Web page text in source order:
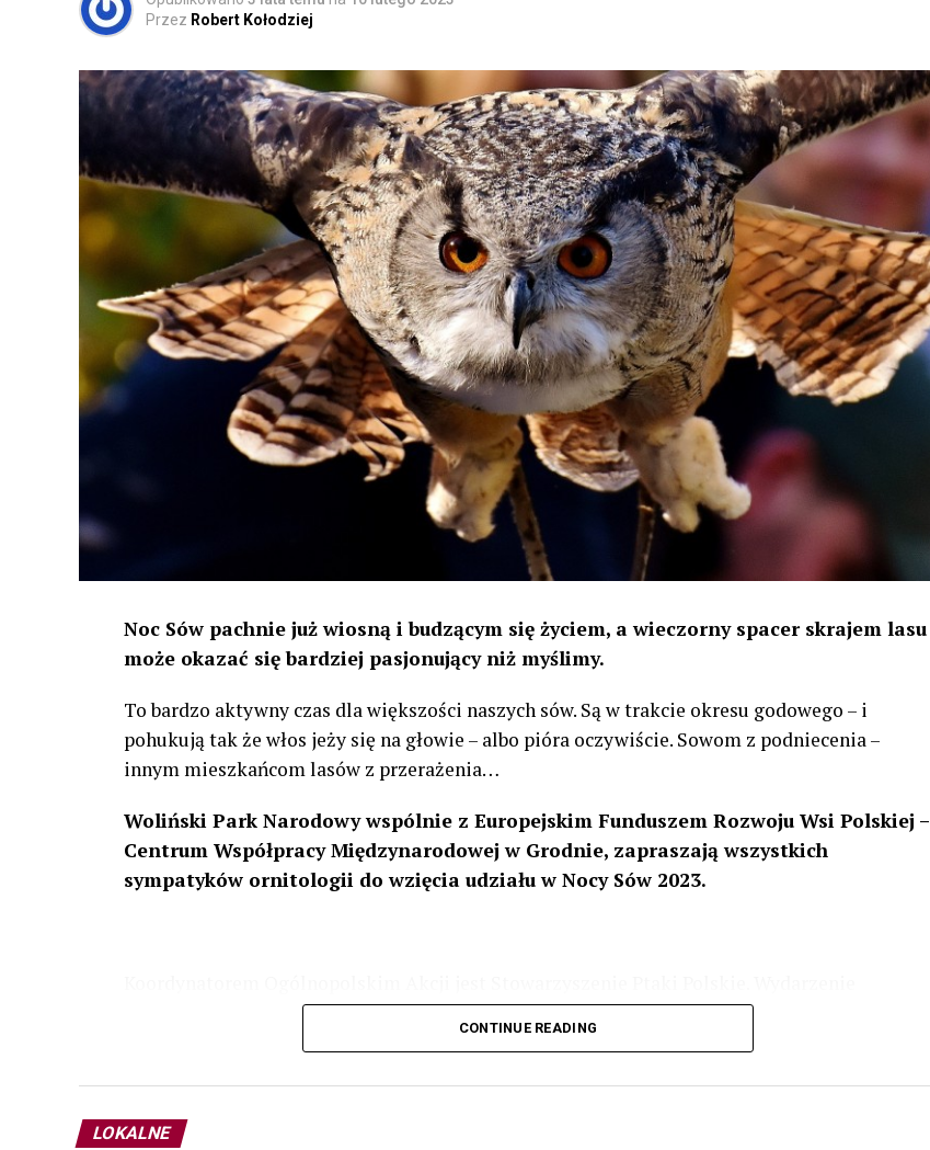
Przez Robert Kołodziej
Noc Sów pachnie już wiosną i budzącym się życiem, a wieczorny spacer skrajem lasu
może okazać się bardziej pasjonujący niż myślimy.
To bardzo aktywny czas dla większości naszych sów. Są w trakcie okresu godowego – i
pohukują tak że włos jeży się na głowie – albo pióra oczywiście. Sowom z podniecenia –
innym mieszkańcom lasów z przerażenia…
Woliński Park Narodowy wspólnie z Europejskim Funduszem Rozwoju Wsi Polskiej –
Centrum Współpracy Międzynarodowej w Grodnie, zapraszają wszystkich
sympatyków ornitologii do wzięcia udziału w Nocy Sów 2023.
odbędzie się w dniach24 i 25 lutego 2023 r. wg harmonogramu przedstawionego na
CONTINUE READING
LOKALNE